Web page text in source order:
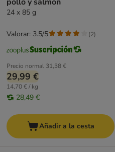
24 x 85 g
Precio normal 31,38 €
29,99 €
14,70 € / kg
28,49 €
Valorar: 3.5/5 (2)
Añadir a la cesta